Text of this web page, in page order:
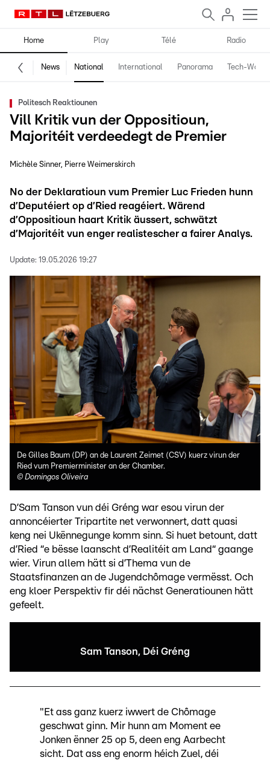
Home Play Télé Radio
News National International Panorama Tech-World
Politesch Reaktiounen
Vill Kritik vun der Oppositioun,
Majoritéit verdeedegt de Premier
Michèle Sinner Pierre Weimerskirch
No der Deklaratioun vum Premier Luc Frieden hunn
d’Deputéiert op d’Ried reagéiert. Wärend
d’Oppositioun haart Kritik äussert, schwätzt
d’Majoritéit vun enger realistescher a fairer Analys.
Update: 19.05.2026 19:27
De Gilles Baum (DP) an de Laurent Zeimet (CSV) kuerz virun der
Ried vum Premierminister an der Chamber.
© Domingos Oliveira
D’Sam Tanson vun déi Gréng war esou virun der
annoncéierter Tripartite net verwonnert, datt quasi
keng nei Ukënnegunge komm sinn. Si huet betount, datt
d’Ried “e bësse laanscht d’Realitéit am Land“ gaange
wier. Virun allem hätt si d’Thema vun de
Staatsfinanzen an de Jugendchômage vermësst. Och
eng kloer Perspektiv fir déi nächst Generatiounen hätt
gefeelt.
Sam Tanson, Déi Gréng
"Et ass ganz kuerz iwwert de Chômage
geschwat ginn. Mir hunn am Moment ee
Jonken ënner 25 op 5, deen eng Aarbecht
sicht. Dat ass eng enorm héich Zuel, déi